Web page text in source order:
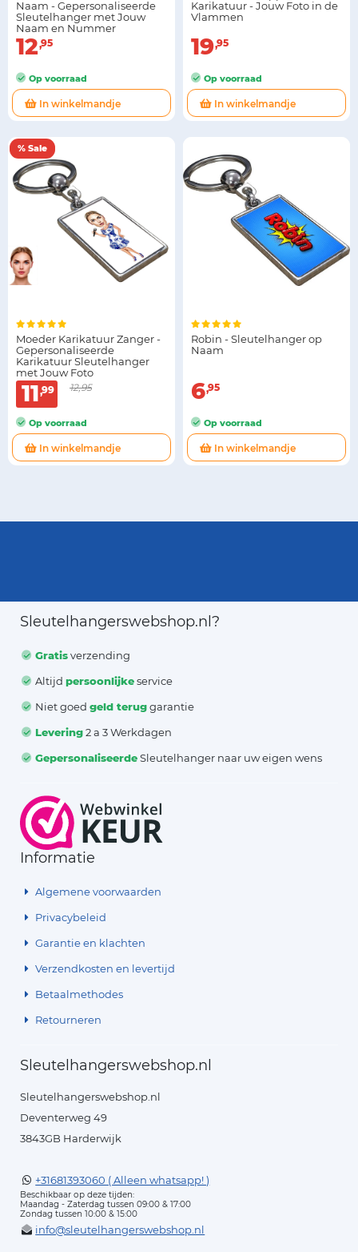
Naam - Gepersonaliseerde
Sleutelhanger met Jouw
Naam en Nummer
12 95
Op voorraad
In winkelmandje
Karikatuur - Jouw Foto in de
Vlammen
19 95
Op voorraad
In winkelmandje
% Sale
Moeder Karikatuur Zanger -
Gepersonaliseerde
Karikatuur Sleutelhanger
met Jouw Foto
11 99 12,95
Op voorraad
In winkelmandje
Robin - Sleutelhanger op
Naam
6 95
Op voorraad
In winkelmandje
Sleutelhangerswebshop.nl?
Gratisverzending
Altijdpersoonlijkeservice
Niet goedgeld teruggarantie
Levering2 a 3 Werkdagen
GepersonaliseerdeSleutelhanger naar uw eigen wens
Informatie
Algemene voorwaarden
Privacybeleid
Garantie en klachten
Verzendkosten en levertijd
Betaalmethodes
Retourneren
Sleutelhangerswebshop.nl
Sleutelhangerswebshop.nl
Deventerweg 49
3843GB Harderwijk
+31681393060 ( Alleen whatsapp! )
Beschikbaar op deze tijden:
Maandag - Zaterdag tussen 09:00 & 17:00
Zondag tussen 10:00 & 15:00
info@sleutelhangerswebshop.nl